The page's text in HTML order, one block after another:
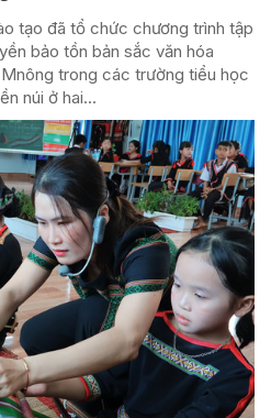
tạo đã tổ chức chương trình tập
bảo tồn bản sắc văn hóa
trong các trường tiểu học
núi ở hai...